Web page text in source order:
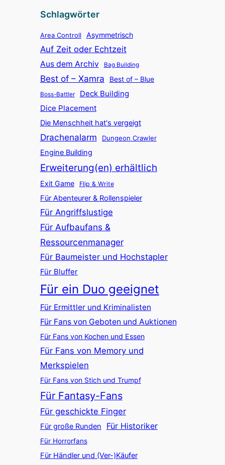
Schlagwörter
Area Controll Asymmetrisch
Auf Zeit oder Echtzeit
Aus dem Archiv Bag Building
Best of – Xamra Best of – Blue
Boss-Battler
Deck Building
Dice Placement
Die Menschheit hat's vergeigt
Drachenalarm Dungeon Crawler
Engine Building
Erweiterung(en) erhältlich
Exit Game Flip & Write
Für Abenteurer & Rollenspieler
Für Angriffslustige
Für Aufbaufans &
Ressourcenmanager
Für Baumeister und Hochstapler
Für Bluffer
Für ein Duo geeignet
Für Ermittler und Kriminalisten
Für Fans von Geboten und Auktionen
Für Fans von Kochen und Essen
Für Fans von Memory und
Merkspielen
Für Fans von Stich und Trumpf
Für Fantasy-Fans
Für geschickte Finger
Für große Runden Für Historiker
Für Horrorfans
Für Händler und (Ver-)Käufer